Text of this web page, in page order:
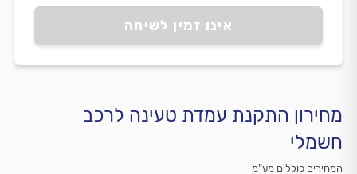
אינו זמין לשיחה
מחירון התקנת עמדת טעינה לרכב
חשמלי
המחירים כוללים מע”מ